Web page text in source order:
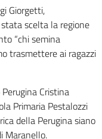
Giorgetti,
stata scelta la regione
“chi semina
trasmettere ai ragazzi
Cristina
Primaria Pestalozzi
della Perugina siano
Maranello.